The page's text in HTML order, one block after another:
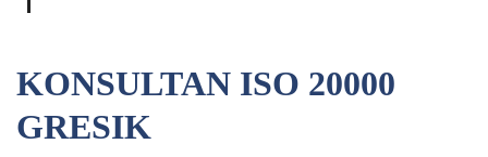
KONSULTAN ISO 20000
GRESIK